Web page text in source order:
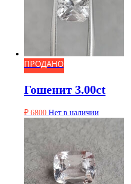
ПРОДАНО
Гошенит 3.00ct
₽ 6800 Нет в наличии